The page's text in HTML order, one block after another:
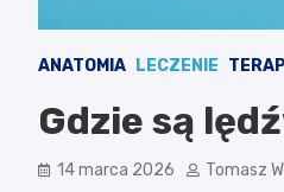
ANATOMIA LECZENIE
Gdzie są
14 marca 2026 Tomasz